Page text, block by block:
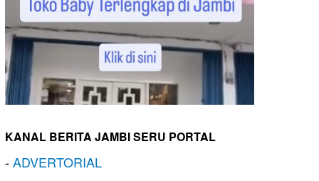
KANAL BERITA JAMBI SERU PORTAL
-ADVERTORIAL